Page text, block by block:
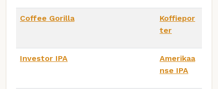
Coffee Gorilla
Koffiepor
ter
Investor IPA
Amerikaa
nse IPA